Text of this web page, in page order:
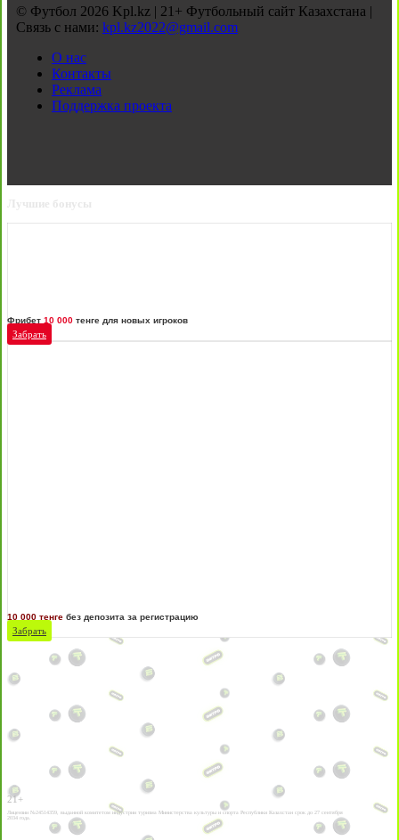
© Футбол 2026 Kpl.kz | 21+ Футбольный сайт Казахстана |
Связь с нами: kpl.kz2022@gmail.com
О нас
Контакты
Реклама
Поддержка проекта
Лучшие бонусы
Фрибет 10 000 тенге для новых игроков
Забрать
10 000 тенге без депозита за регистрацию
Забрать
21+
Лицензии №24514359, выданной комитетом индустрии туризма Министерства культуры и спорта Республики Казахстан срок до 27 сентября
2034 года.